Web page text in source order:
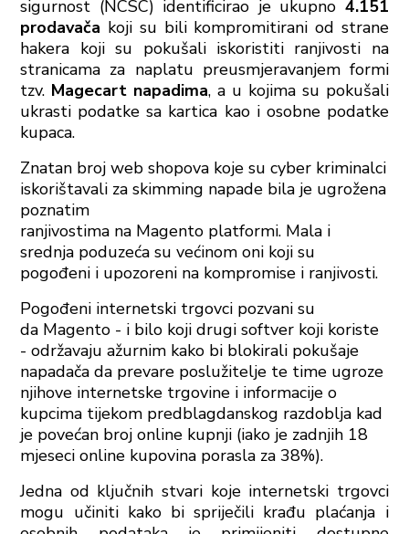
sigurnost (NCSC) identificirao je ukupno 4.151
prodavača koji su bili kompromitirani od strane
hakera koji su pokušali iskoristiti ranjivosti na
stranicama za naplatu preusmjeravanjem formi
tzv. Magecart napadima, a u kojima su pokušali
ukrasti podatke sa kartica kao i osobne podatke
kupaca.
Znatan broj web shopova koje su cyber kriminalci
iskorištavali za skimming napade bila je ugrožena
poznatim
ranjivostima na Magento platformi. Mala i
srednja poduzeća su većinom oni koji su
pogođeni i upozoreni na kompromise i ranjivosti.
Pogođeni internetski trgovci pozvani su
da Magento - i bilo koji drugi softver koji koriste
- održavaju ažurnim kako bi blokirali pokušaje
napadača da prevare poslužitelje te time ugroze
njihove internetske trgovine i informacije o
kupcima tijekom predblagdanskog razdoblja kad
je povećan broj online kupnji (iako je zadnjih 18
mjeseci online kupovina porasla za 38%).
Jedna od ključnih stvari koje internetski trgovci
mogu učiniti kako bi spriječili krađu plaćanja i